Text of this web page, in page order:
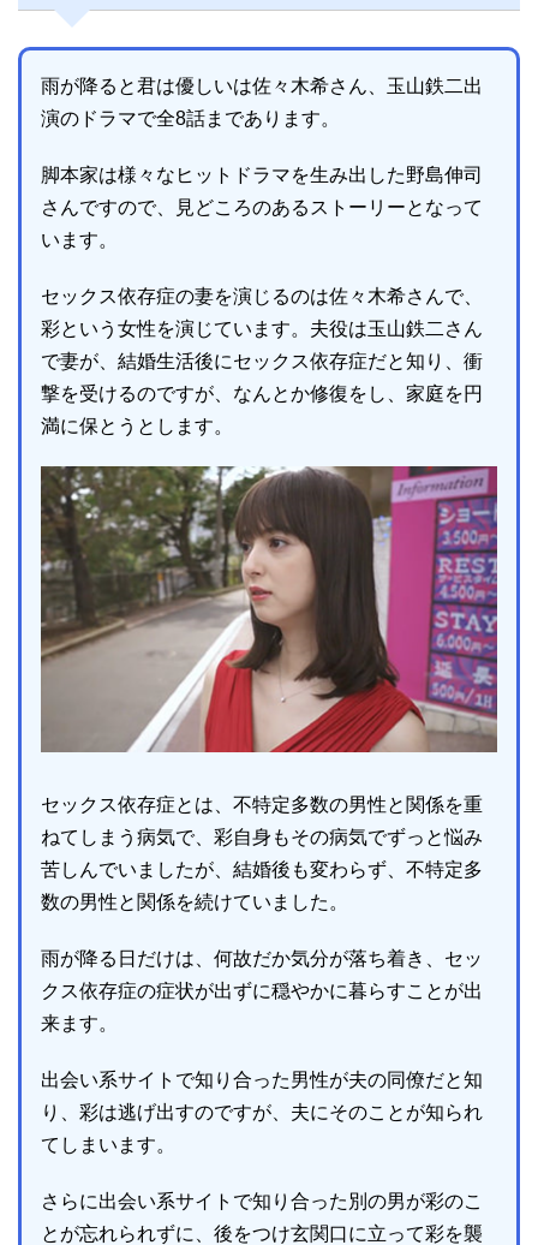
雨が降ると君は優しいは佐々木希さん、玉山鉄二出
演のドラマで全8話まであります。
脚本家は様々なヒットドラマを生み出した野島伸司
さんですので、見どころのあるストーリーとなって
います。
セックス依存症の妻を演じるのは佐々木希さんで、
彩という女性を演じています。夫役は玉山鉄二さん
で妻が、結婚生活後にセックス依存症だと知り、衝
撃を受けるのですが、なんとか修復をし、家庭を円
満に保とうとします。
セックス依存症とは、不特定多数の男性と関係を重
ねてしまう病気で、彩自身もその病気でずっと悩み
苦しんでいましたが、結婚後も変わらず、不特定多
数の男性と関係を続けていました。
雨が降る日だけは、何故だか気分が落ち着き、セッ
クス依存症の症状が出ずに穏やかに暮らすことが出
来ます。
出会い系サイトで知り合った男性が夫の同僚だと知
り、彩は逃げ出すのですが、夫にそのことが知られ
てしまいます。
さらに出会い系サイトで知り合った別の男が彩のこ
とが忘れられずに、後をつけ玄関口に立って彩を襲